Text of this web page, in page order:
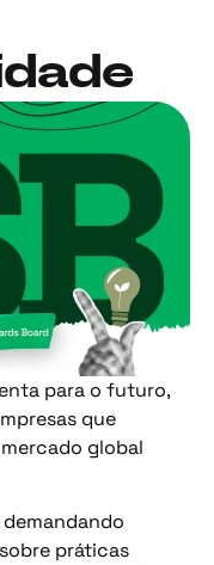
para o futuro,
que
global
práticas